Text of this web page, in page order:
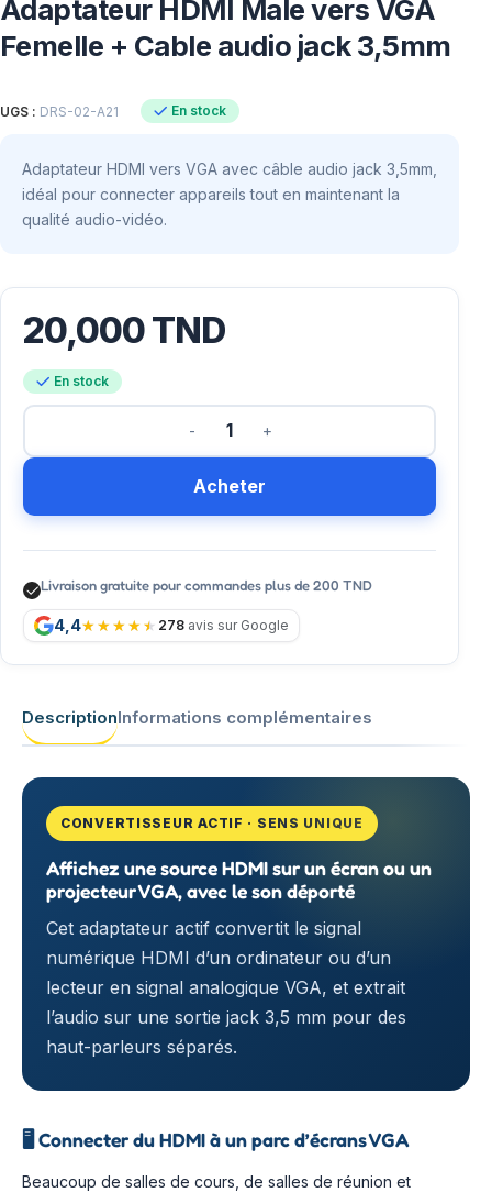
Adaptateur HDMI Male vers VGA
Femelle + Cable audio jack 3,5mm
UGS : DRS-02-A21 En stock
Adaptateur HDMI vers VGA avec câble audio jack 3,5mm,
idéal pour connecter appareils tout en maintenant la
qualité audio-vidéo.
20,000TND
En stock
Acheter
Livraison gratuite pour commandes plus de 200 TND
4,4 278 avis sur Google
DescriptionInformations complémentaires
CONVERTISSEUR ACTIF · SENS UNIQUE
Affichez une source HDMI sur un écran ou un
projecteur VGA, avec le son déporté
Cet adaptateur actif convertit le signal
numérique HDMI d’un ordinateur ou d’un
lecteur en signal analogique VGA, et extrait
l’audio sur une sortie jack 3,5 mm pour des
haut-parleurs séparés.
🖥️ Connecter du HDMI à un parc d’écrans VGA
Beaucoup de salles de cours, de salles de réunion et